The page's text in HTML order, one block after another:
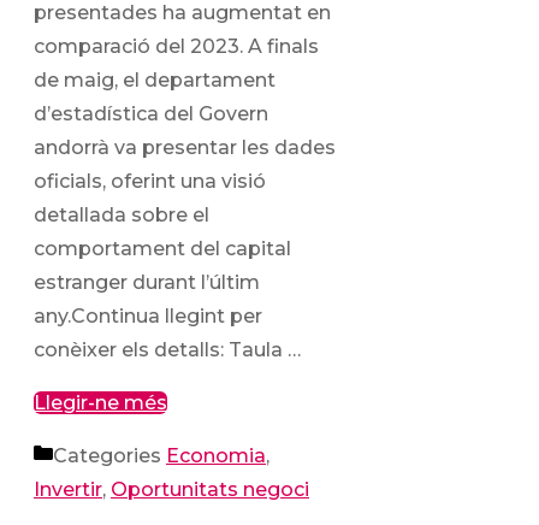
presentades ha augmentat en
comparació del 2023. A finals
de maig, el departament
d’estadística del Govern
andorrà va presentar les dades
oficials, oferint una visió
detallada sobre el
comportament del capital
estranger durant l’últim
any.Continua llegint per
conèixer els detalls: Taula …
Llegir-ne més
Categories Economia,
Invertir, Oportunitats negoci